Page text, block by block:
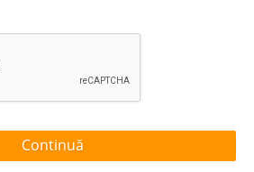
Continuă